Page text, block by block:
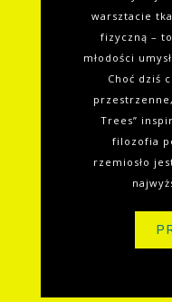
warsztacie
fizyczną –
młodości
Choć dziś
Trees”
filozofia
rzemiosło